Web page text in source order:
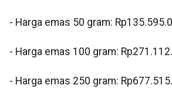
‎- ⁠Harga emas 50 gram:
‎- ⁠Harga emas 100 gram:
‎- ⁠Harga emas 250 gram: